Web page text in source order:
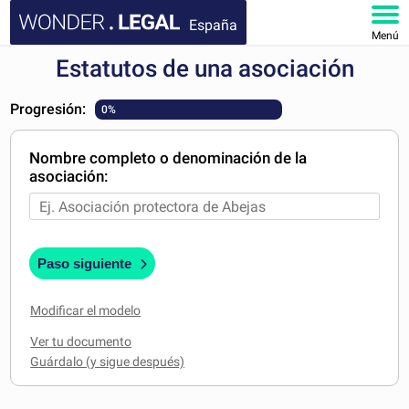
España
Menú
INICIO
DOCUMENTOS
FAQ
MI CUENTA
Estatutos de una asociación
Progresión: 0%
Nombre completo o denominación de la
asociación:
Paso siguiente
Modificar el modelo
Ver tu documento